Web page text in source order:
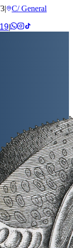
|
C/ General
|